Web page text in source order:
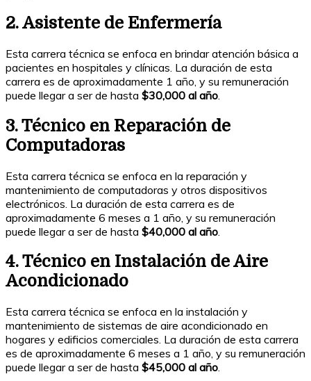
2. Asistente de Enfermería
Esta carrera técnica se enfoca en brindar atención básica a
pacientes en hospitales y clínicas. La duración de esta
carrera es de aproximadamente 1 año, y su remuneración
puede llegar a ser de hasta $30,000 al año
3. Técnico en Reparación de
Computadoras
Esta carrera técnica se enfoca en la reparación y
mantenimiento de computadoras y otros dispositivos
electrónicos. La duración de esta carrera es de
aproximadamente 6 meses a 1 año, y su remuneración
puede llegar a ser de hasta $40,000 al año
4. Técnico en Instalación de Aire
Acondicionado
Esta carrera técnica se enfoca en la instalación y
mantenimiento de sistemas de aire acondicionado en
hogares y edificios comerciales. La duración de esta carrera
es de aproximadamente 6 meses a 1 año, y su remuneración
puede llegar a ser de hasta $45,000 al año.